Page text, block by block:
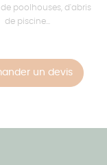
poolhouses, d'abris
de piscine...
un devis